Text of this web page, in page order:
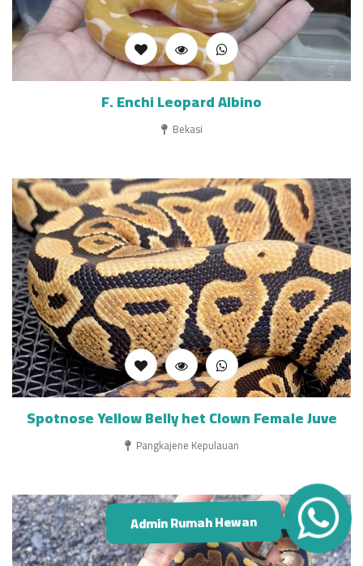
F. Enchi Leopard Albino
Bekasi
Spotnose Yellow Belly het Clown Female Juve
Pangkajene Kepulauan
Admin Rumah Hewan